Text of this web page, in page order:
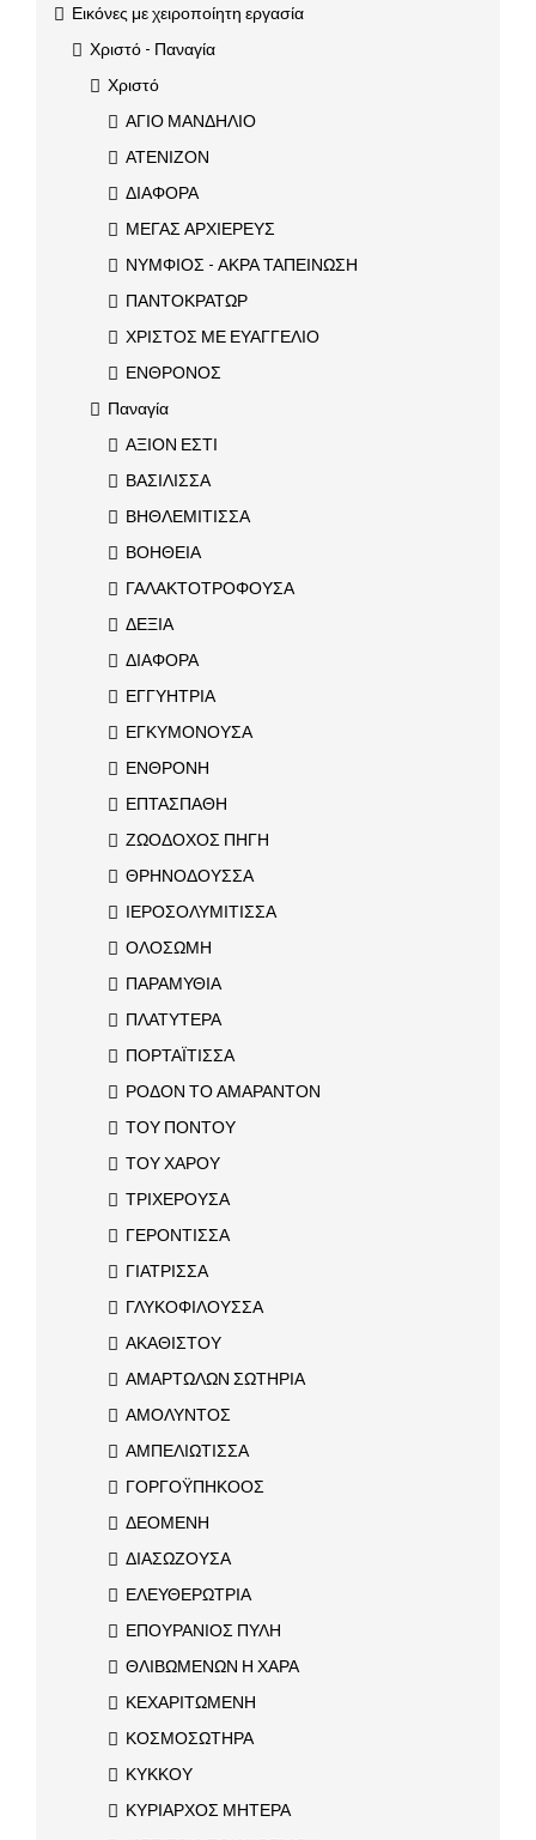
Εικόνες με χειροποίητη εργασία
Χριστό - Παναγία
Χριστό
ΑΓΙΟ ΜΑΝΔΗΛΙΟ
ΑΤΕΝΙΖΟΝ
ΔΙΑΦΟΡΑ
ΜΕΓΑΣ ΑΡΧΙΕΡΕΥΣ
ΝΥΜΦΙΟΣ - ΑΚΡΑ ΤΑΠΕΙΝΩΣΗ
ΠΑΝΤΟΚΡΑΤΩΡ
ΧΡΙΣΤΟΣ ΜΕ ΕΥΑΓΓΕΛΙΟ
ΕΝΘΡΟΝΟΣ
Παναγία
ΑΞΙΟΝ ΕΣΤΙ
ΒΑΣΙΛΙΣΣΑ
ΒΗΘΛΕΜΙΤΙΣΣΑ
ΒΟΗΘΕΙΑ
ΓΑΛΑΚΤΟΤΡΟΦΟΥΣΑ
ΔΕΞΙΑ
ΔΙΑΦΟΡΑ
ΕΓΓΥΗΤΡΙΑ
ΕΓΚΥΜΟΝΟΥΣΑ
ΕΝΘΡΟΝΗ
ΕΠΤΑΣΠΑΘΗ
ΖΩΟΔΟΧΟΣ ΠΗΓΗ
ΘΡΗΝΟΔΟΥΣΣΑ
ΙΕΡΟΣΟΛΥΜΙΤΙΣΣΑ
ΟΛΟΣΩΜΗ
ΠΑΡΑΜΥΘΙΑ
ΠΛΑΤΥΤΕΡΑ
ΠΟΡΤΑΪΤΙΣΣΑ
ΡΟΔΟΝ ΤΟ ΑΜΑΡΑΝΤΟΝ
ΤΟΥ ΠΟΝΤΟΥ
ΤΟΥ ΧΑΡΟΥ
ΤΡΙΧΕΡΟΥΣΑ
ΓΕΡΟΝΤΙΣΣΑ
ΓΙΑΤΡΙΣΣΑ
ΓΛΥΚΟΦΙΛΟΥΣΣΑ
ΑΚΑΘΙΣΤΟΥ
ΑΜΑΡΤΩΛΩΝ ΣΩΤΗΡΙΑ
ΑΜΟΛΥΝΤΟΣ
ΑΜΠΕΛΙΩΤΙΣΣΑ
ΓΟΡΓΟΫΠΗΚΟΟΣ
ΔΕΟΜΕΝΗ
ΔΙΑΣΩΖΟΥΣΑ
ΕΛΕΥΘΕΡΩΤΡΙΑ
ΕΠΟΥΡΑΝΙΟΣ ΠΥΛΗ
ΘΛΙΒΩΜΕΝΩΝ Η ΧΑΡΑ
ΚΕΧΑΡΙΤΩΜΕΝΗ
ΚΟΣΜΟΣΩΤΗΡΑ
ΚΥΚΚΟΥ
ΚΥΡΙΑΡΧΟΣ ΜΗΤΕΡΑ